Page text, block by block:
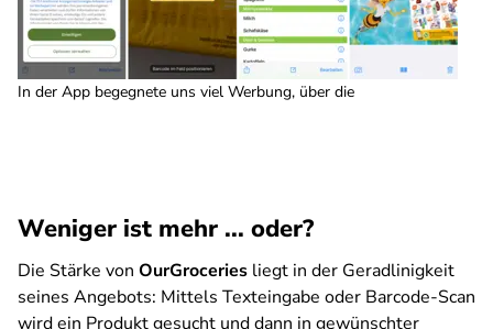
In der App begegnete uns viel Werbung, über die
Weniger ist mehr ... oder?
Die Stärke von OurGroceries liegt in der Geradlinigkeit
seines Angebots: Mittels Texteingabe oder Barcode-Scan
wird ein Produkt gesucht und dann in gewünschter